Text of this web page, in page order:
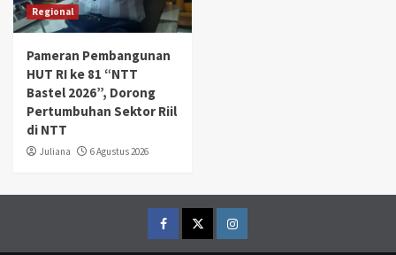
Regional
Pameran Pembangunan
HUT RI ke 81 “NTT
Bastel 2026”, Dorong
Pertumbuhan Sektor Riil
di NTT
Juliana 6 Agustus 2026
FacebookTwitterInstagram